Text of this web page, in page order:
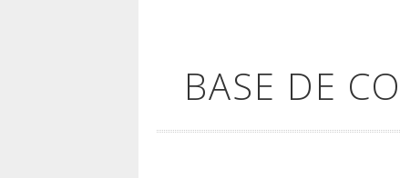
BASE DE